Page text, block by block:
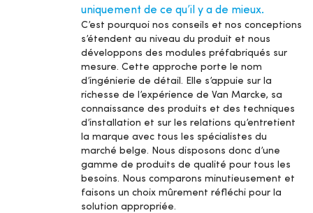
uniquement de ce qu’il y a de mieux.
C’est pourquoi nos conseils et nos conceptions
s’étendent au niveau du produit et nous
développons des modules préfabriqués sur
mesure. Cette approche porte le nom
d’ingénierie de détail. Elle s’appuie sur la
richesse de l’expérience de Van Marcke, sa
connaissance des produits et des techniques
d’installation et sur les relations qu’entretient
la marque avec tous les spécialistes du
marché belge. Nous disposons donc d’une
gamme de produits de qualité pour tous les
besoins. Nous comparons minutieusement et
faisons un choix mûrement réfléchi pour la
solution appropriée.